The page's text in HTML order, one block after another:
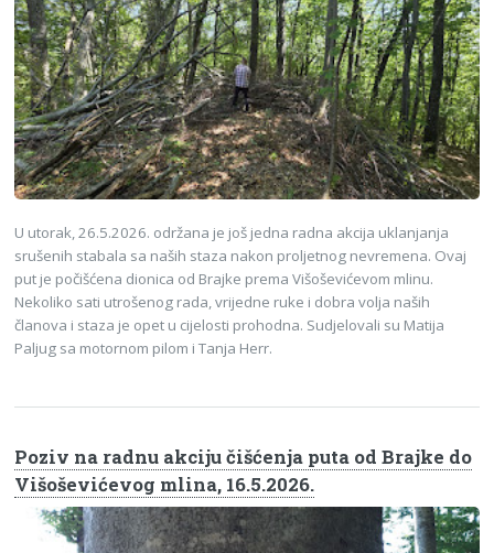
U utorak, 26.5.2026. održana je još jedna radna akcija uklanjanja
srušenih stabala sa naših staza nakon proljetnog nevremena. Ovaj
put je počišćena dionica od Brajke prema Višoševićevom mlinu.
Nekoliko sati utrošenog rada, vrijedne ruke i dobra volja naših
članova i staza je opet u cijelosti prohodna. Sudjelovali su Matija
Paljug sa motornom pilom i Tanja Herr.
Poziv na radnu akciju čišćenja puta od Brajke do
Višoševićevog mlina, 16.5.2026.